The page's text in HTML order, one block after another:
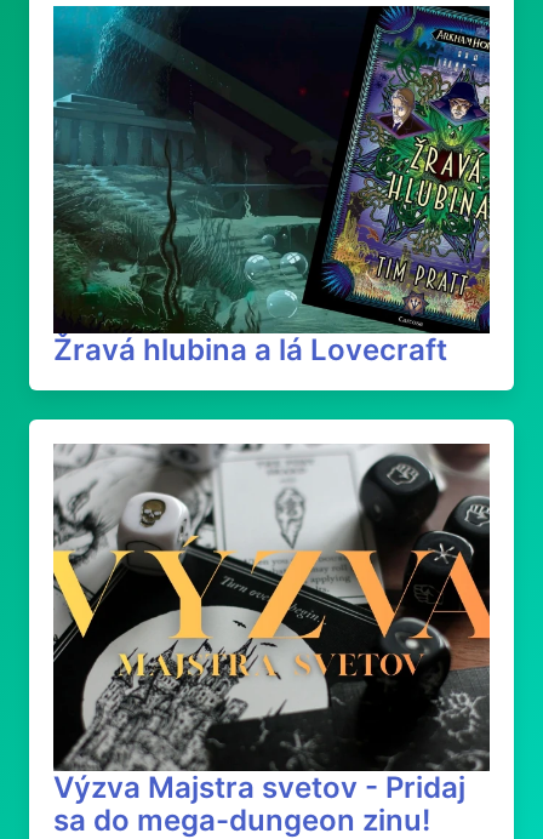
Žravá hlubina a lá Lovecraft
Výzva Majstra svetov - Pridaj
sa do mega-dungeon zinu!